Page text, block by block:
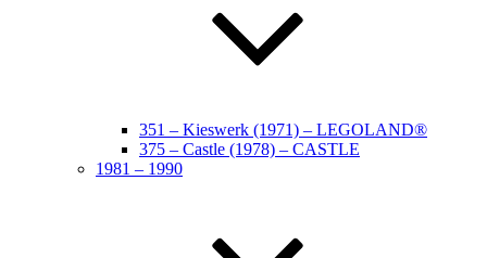
351 – Kieswerk (1971) – LEGOLAND®
375 – Castle (1978) – CASTLE
1981 – 1990